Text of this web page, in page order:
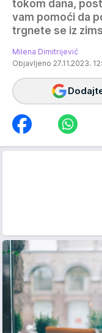
tokom dana,
vam pomoći da
trgnete se iz
Milena Dimitrijević
Objavljeno 27.11.2023.